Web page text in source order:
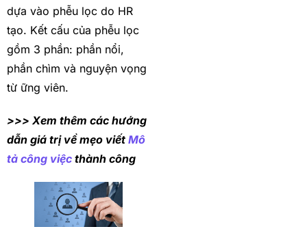
dựa vào phễu lọc do HR
tạo. Kết cấu của phễu lọc
gồm 3 phần: phần nổi,
phần chìm và nguyện vọng
từ ững viên.
>>> Xem thêm các hướng
dẫn giá trị về mẹo viết Mô
tả công việc thành công